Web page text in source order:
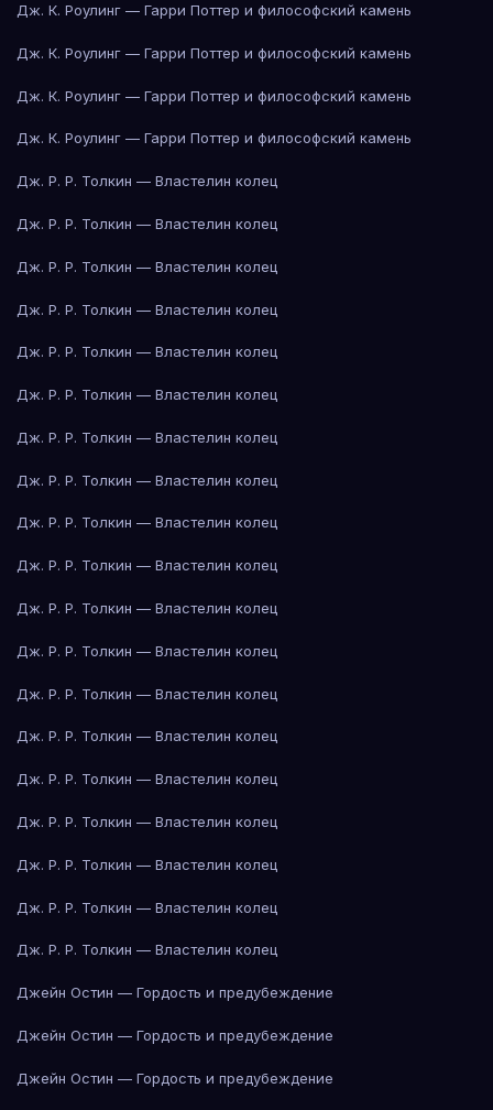
Дж. К. Роулинг — Гарри Поттер и философский камень
Дж. К. Роулинг — Гарри Поттер и философский камень
Дж. К. Роулинг — Гарри Поттер и философский камень
Дж. К. Роулинг — Гарри Поттер и философский камень
Дж. Р. Р. Толкин — Властелин колец
Дж. Р. Р. Толкин — Властелин колец
Дж. Р. Р. Толкин — Властелин колец
Дж. Р. Р. Толкин — Властелин колец
Дж. Р. Р. Толкин — Властелин колец
Дж. Р. Р. Толкин — Властелин колец
Дж. Р. Р. Толкин — Властелин колец
Дж. Р. Р. Толкин — Властелин колец
Дж. Р. Р. Толкин — Властелин колец
Дж. Р. Р. Толкин — Властелин колец
Дж. Р. Р. Толкин — Властелин колец
Дж. Р. Р. Толкин — Властелин колец
Дж. Р. Р. Толкин — Властелин колец
Дж. Р. Р. Толкин — Властелин колец
Дж. Р. Р. Толкин — Властелин колец
Дж. Р. Р. Толкин — Властелин колец
Дж. Р. Р. Толкин — Властелин колец
Дж. Р. Р. Толкин — Властелин колец
Дж. Р. Р. Толкин — Властелин колец
Джейн Остин — Гордость и предубеждение
Джейн Остин — Гордость и предубеждение
Джейн Остин — Гордость и предубеждение